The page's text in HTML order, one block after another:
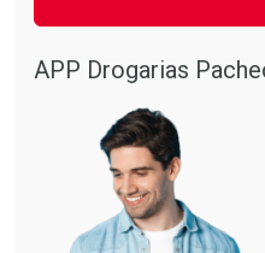
Comprar sem Desconto
Comprar sem Desconto
Por R$ 8,99/cada
APP Drogarias